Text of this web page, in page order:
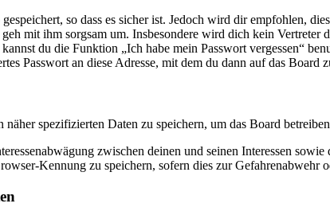
so dass es sicher ist. Jedoch wird dir empfohlen,
mit ihm sorgsam um. Insbesondere wird dich kein
du die Funktion „Ich habe mein Passwort vergessen“
Passwort an diese Adresse, mit dem du dann auf das Board
spezifizierten Daten zu speichern, um das Board
zwischen deinen und seinen Interessen
Kennung zu speichern, sofern dies zur